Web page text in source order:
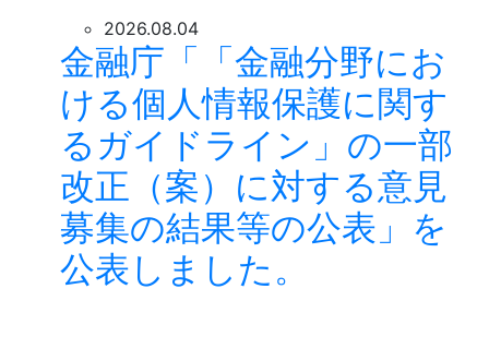
2026.08.04
金融庁「「金融分野にお
ける個人情報保護に関す
るガイドライン」の一部
改正（案）に対する意見
募集の結果等の公表」を
公表しました。